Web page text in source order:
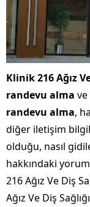
Klinik 216 Ağız
randevu alma
randevu alma,
diğer iletişim
olduğu, nasıl
hakkındaki
216 Ağız Ve Diş
Ağız Ve Diş